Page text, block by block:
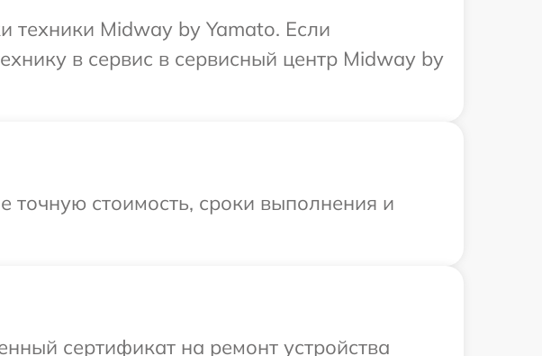
техники Midway by Yamato. Если
в сервис в сервисный центр Midway by
точную стоимость, сроки выполнения и
сертификат на ремонт устройства